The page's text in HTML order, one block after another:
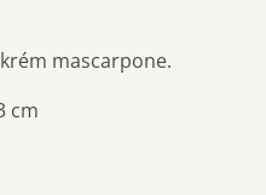
mascarpone.
cm